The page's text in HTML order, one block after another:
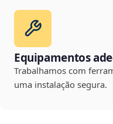
Equipamentos
Trabalhamos com
uma instalação segura.